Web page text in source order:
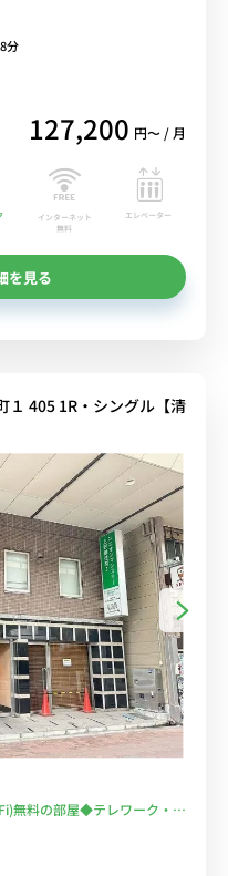
分
127,200 円〜 / 月
インターネット
無料
エレベーター
を見る
１ 405 1R・シングル【清
無料の部屋◆テレワーク・在
ます！